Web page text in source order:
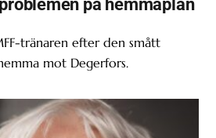
på hemmaplan
tränaren efter den smått
mot Degerfors.